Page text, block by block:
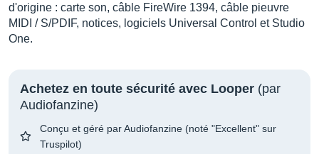
d'origine : carte son, câble FireWire 1394, câble pieuvre
MIDI / S/PDIF, notices, logiciels Universal Control et Studio
One.
Achetez en toute sécurité avec Looper (par
Audiofanzine)
Conçu et géré par Audiofanzine (noté "Excellent" sur
Truspilot)